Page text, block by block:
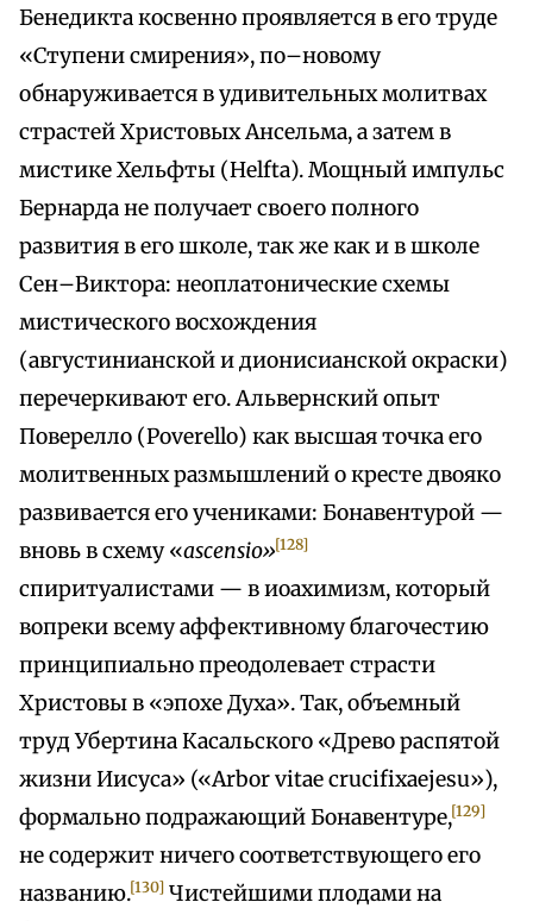
Бенедикта косвенно проявляется в его труде
«Ступени смирения», по–новому
обнаруживается в удивительных молитвах
страстей Христовых Ансельма, а затем в
мистике Хельфты (Helfta). Мощный импульс
Бернарда не получает своего полного
развития в его школе, так же как и в школе
Сен–Виктора: неоплатонические схемы
мистического восхождения
(августинианской и дионисианской окраски)
перечеркивают его. Альвернский опыт
Поверелло (Poverello) как высшая точка его
молитвенных размышлений о кресте двояко
развивается его учениками: Бонавентурой —
вновь в схему «ascensio»[128]
спиритуалистами — в иоахимизм, который
вопреки всему аффективному благочестию
принципиально преодолевает страсти
Христовы в «эпохе Духа». Так, объемный
труд Убертина Касальского «Древо распятой
жизни Иисуса» («Arbor vitae crucifixaejesu»),
формально подражающий Бонавентуре,[129]
не содержит ничего соответствующего его
названию.[130] Чистейшими плодами на